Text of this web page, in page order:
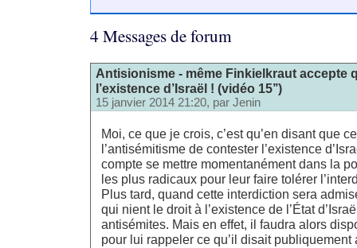
4 Messages de forum
Antisionisme - même Finkielkraut accepte
l’existence d’Israël ! (vidéo 15’’)
15 janvier 2014 21:20, par Jenin
Moi, ce que je crois, c’est qu’en disant que
l’antisémitisme de contester l’existence
compte se mettre momentanément dans la
les plus radicaux pour leur faire tolérer
Plus tard, quand cette interdiction sera
qui nient le droit à l’existence de l’État
antisémites. Mais en effet, il faudra alors
pour lui rappeler ce qu’il disait publiquement